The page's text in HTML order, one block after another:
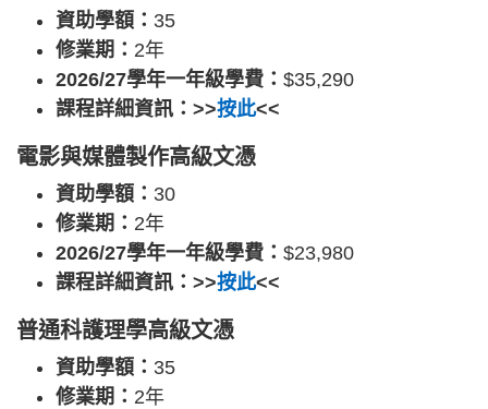
資助學額： 35
修業期： 2年
2026/27學年一年級學費： $35,290
課程詳細資訊：>>按此<<
電影與媒體製作高級文憑
資助學額： 30
修業期： 2年
2026/27學年一年級學費： $23,980
課程詳細資訊：>>按此<<
普通科護理學高級文憑
資助學額： 35
修業期： 2年